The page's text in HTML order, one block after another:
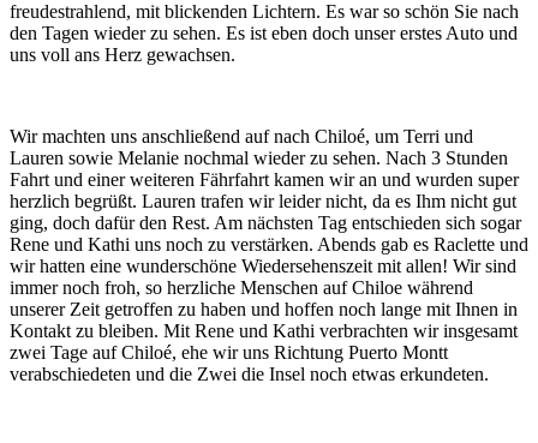
freudestrahlend, mit blickenden Lichtern. Es war so schön Sie nach
den Tagen wieder zu sehen. Es ist eben doch unser erstes Auto und
uns voll ans Herz gewachsen.
Wir machten uns anschließend auf nach Chiloé, um Terri und
Lauren sowie Melanie nochmal wieder zu sehen. Nach 3 Stunden
Fahrt und einer weiteren Fährfahrt kamen wir an und wurden super
herzlich begrüßt. Lauren trafen wir leider nicht, da es Ihm nicht gut
ging, doch dafür den Rest. Am nächsten Tag entschieden sich sogar
Rene und Kathi uns noch zu verstärken. Abends gab es Raclette und
wir hatten eine wunderschöne Wiedersehenszeit mit allen! Wir sind
immer noch froh, so herzliche Menschen auf Chiloe während
unserer Zeit getroffen zu haben und hoffen noch lange mit Ihnen in
Kontakt zu bleiben. Mit Rene und Kathi verbrachten wir insgesamt
zwei Tage auf Chiloé, ehe wir uns Richtung Puerto Montt
verabschiedeten und die Zwei die Insel noch etwas erkundeten.